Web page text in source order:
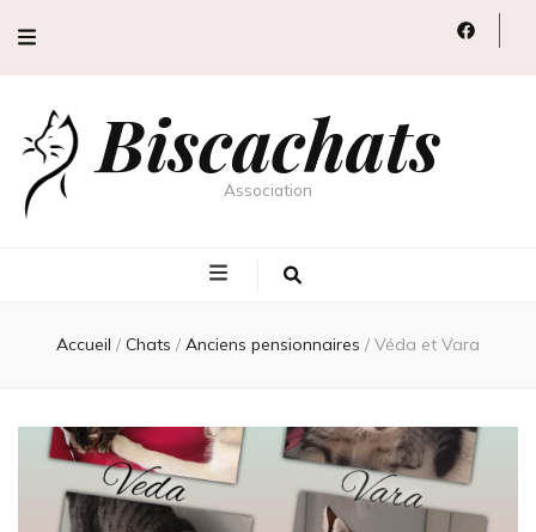
Biscachats
Association
Accueil / Chats / Anciens pensionnaires / Véda et Vara